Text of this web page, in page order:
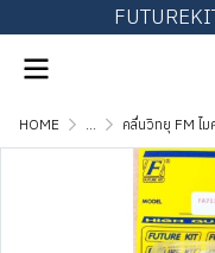
HOME ... คลื่นวิทยุ FM ไมค์ลอย จูนเนอร์ วิทยุ